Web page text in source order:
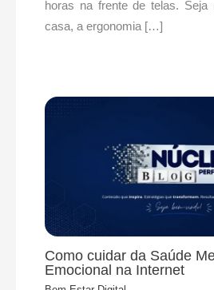
horas na frente de telas. Seja
casa, a ergonomia […]
Como cuidar da Saúde
Emocional na Internet